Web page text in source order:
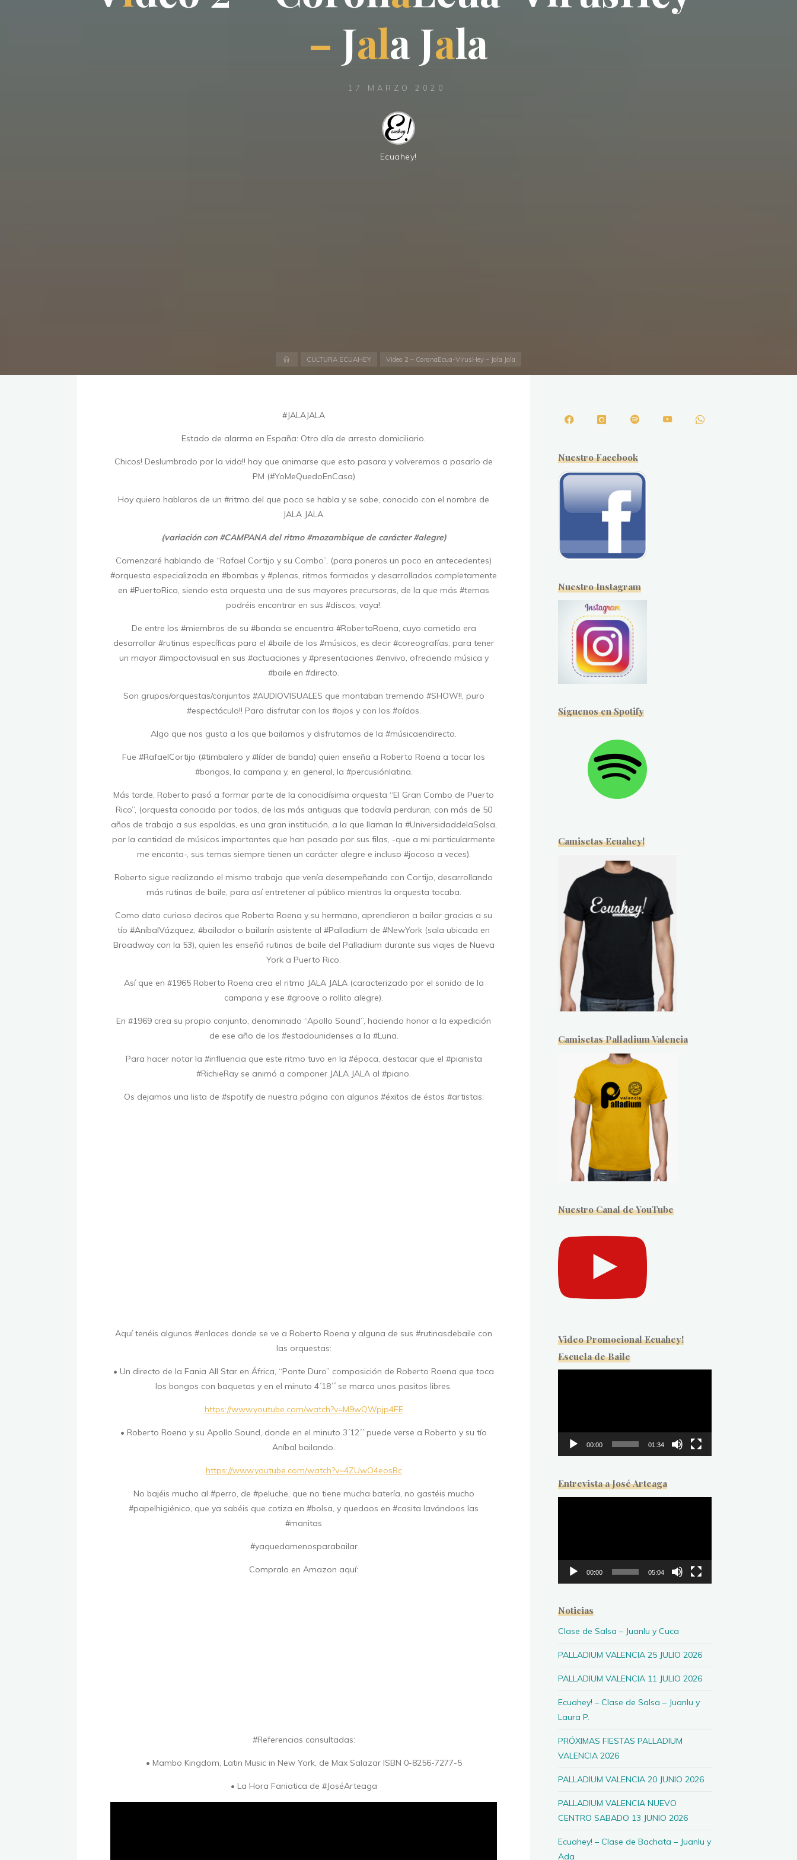
– Jala Jala
17 MARZO 2020
Ecuahey!
CULTURA ECUAHEY Video 2 – CoronaEcua-VirusHey – Jala Jala
#JALAJALA
Estado de alarma en España: Otro día de arresto domiciliario.
Chicos! Deslumbrado por la vida!! hay que animarse que esto pasara y volveremos a pasarlo de
PM (#YoMeQuedoEnCasa)
Hoy quiero hablaros de un #ritmo del que poco se habla y se sabe, conocido con el nombre de
JALA JALA.
(variación con #CAMPANA del ritmo #mozambique de carácter #alegre)
Comenzaré hablando de “Rafael Cortijo y su Combo”, (para poneros un poco en antecedentes)
#orquesta especializada en #bombas y #plenas, ritmos formados y desarrollados completamente
en #PuertoRico, siendo esta orquesta una de sus mayores precursoras, de la que más #temas
podréis encontrar en sus #discos, vaya!.
De entre los #miembros de su #banda se encuentra #RobertoRoena, cuyo cometido era
desarrollar #rutinas específicas para el #baile de los #músicos, es decir #coreografías, para tener
un mayor #impactovisual en sus #actuaciones y #presentaciones #envivo, ofreciendo música y
#baile en #directo.
Son grupos/orquestas/conjuntos #AUDIOVISUALES que montaban tremendo #SHOW!!, puro
#espectáculo!! Para disfrutar con los #ojos y con los #oídos.
Algo que nos gusta a los que bailamos y disfrutamos de la #músicaendirecto.
Fue #RafaelCortijo (#timbalero y #líder de banda) quien enseña a Roberto Roena a tocar los
#bongos, la campana y, en general, la #percusiónlatina.
Más tarde, Roberto pasó a formar parte de la conocidísima orquesta “El Gran Combo de Puerto
Rico”, (orquesta conocida por todos, de las más antiguas que todavía perduran, con más de 50
años de trabajo a sus espaldas, es una gran institución, a la que llaman la #UniversidaddelaSalsa,
por la cantidad de músicos importantes que han pasado por sus filas, -que a mi particularmente
me encanta-, sus temas siempre tienen un carácter alegre e incluso #jocoso a veces).
Roberto sigue realizando el mismo trabajo que venía desempeñando con Cortijo, desarrollando
más rutinas de baile, para así entretener al público mientras la orquesta tocaba.
Como dato curioso deciros que Roberto Roena y su hermano, aprendieron a bailar gracias a su
tío #AníbalVázquez, #bailador o bailarín asistente al #Palladium de #NewYork (sala ubicada en
Broadway con la 53), quien les enseñó rutinas de baile del Palladium durante sus viajes de Nueva
York a Puerto Rico.
Así que en #1965 Roberto Roena crea el ritmo JALA JALA (caracterizado por el sonido de la
campana y ese #groove o rollito alegre).
En #1969 crea su propio conjunto, denominado “Apollo Sound”, haciendo honor a la expedición
de ese año de los #estadounidenses a la #Luna.
Para hacer notar la #influencia que este ritmo tuvo en la #época, destacar que el #pianista
#RichieRay se animó a componer JALA JALA al #piano.
Os dejamos una lista de #spotify de nuestra página con algunos #éxitos de éstos #artistas:
Aquí tenéis algunos #enlaces donde se ve a Roberto Roena y alguna de sus #rutinasdebaile con
las orquestas:
• Un directo de la Fania All Star en África, “Ponte Duro” composición de Roberto Roena que toca
los bongos con baquetas y en el minuto 4´18´´ se marca unos pasitos libres.
https://www.youtube.com/watch?v=M9wQWpjp4FE
• Roberto Roena y su Apollo Sound, donde en el minuto 3´12´´ puede verse a Roberto y su tío
Aníbal bailando.
https://www.youtube.com/watch?v=4ZUwO4eosBc
No bajéis mucho al #perro, de #peluche, que no tiene mucha batería, no gastéis mucho
#papelhigiénico, que ya sabéis que cotiza en #bolsa, y quedaos en #casita lavándoos las
#manitas
#yaquedamenosparabailar
Compralo en Amazon aquí:
#Referencias consultadas:
• Mambo Kingdom, Latin Music in New York, de Max Salazar ISBN 0-8256-7277-5
• La Hora Faniatica de #JoséArteaga
Nuestro Facebook
Nuestro Instagram
Síguenos en Spotify
Camisetas Ecuahey!
Camisetas Palladium Valencia
Nuestro Canal de YouTube
Video Promocional Ecuahey!
Escuela de Baile
00:00 01:34
Entrevista a José Arteaga
00:00 05:04
Noticias
Clase de Salsa – Juanlu y Cuca
PALLADIUM VALENCIA 25 JULIO 2026
PALLADIUM VALENCIA 11 JULIO 2026
Ecuahey! – Clase de Salsa – Juanlu y
Laura P.
PRÓXIMAS FIESTAS PALLADIUM
VALENCIA 2026
PALLADIUM VALENCIA 20 JUNIO 2026
PALLADIUM VALENCIA NUEVO
CENTRO SABADO 13 JUNIO 2026
Ecuahey! – Clase de Bachata – Juanlu y
Ada